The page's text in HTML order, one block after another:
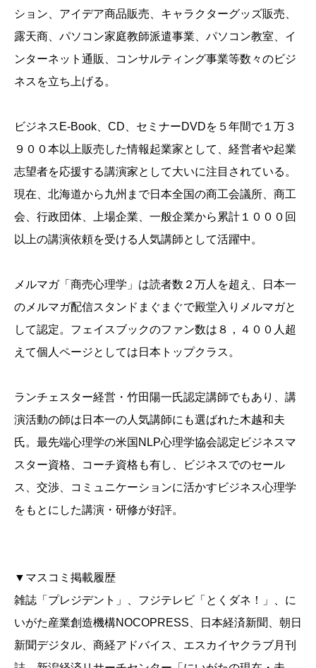
ション、アイデア商品販売、キャラクターグッズ販売、
露天商、パソコン家庭教師派遣事業、パソコン教室、イ
ンターネット通販、コンサルティング事業等数々のビジ
ネスを立ち上げる。
ビジネスE-Book、CD、セミナーDVDを５年間で１万３
９００本以上販売した情報起業家として、経営者や起業
志望者を応援する講演家として大いに注目されている。
現在、北海道から九州まで日本全国の商工会議所、商工
会、行政団体、上場企業、一般企業から累計１０００回
以上の講演依頼を受ける人気講師として活躍中。
メルマガ「商売心理学」は読者数２万人を超え、日本一
のメルマガ配信スタンドまぐまぐで殿堂入りメルマガと
して認定。フェイスブックのファン数は８，４００人超
えて個人ページとしては日本トップクラス。
ランチェスター経営・竹田陽一氏認定講師でもあり、講
演活動の師は日本一の人気講師にも選ばれた木越和夫
氏。最先端心理学の米国NLP心理学協会認定ビジネスマ
スター資格、コーチ資格も有し、ビジネスでのセール
ス、交渉、コミュニケーションに活かすビジネス心理学
をもとにした講演・研修が好評。
▼マスコミ掲載履歴
雑誌「プレジデント」、フジテレビ「とくダネ！」、に
いがた産業創造機構NOCOPRESS、日本経済新聞、朝日
新聞デジタル、商経アドバイス、エスカイヤクラブ月刊